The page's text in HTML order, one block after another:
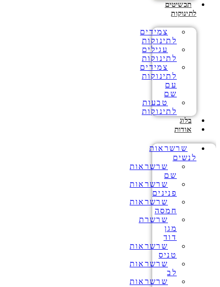
תכשיטים
לתינוקות
צמידים
לתינוקות
עגילים
לתינוקות
צמידים
לתינוקות
עם
שם
טבעות
לתינוקות
בלוג
אודות
שרשראות
לנשים
שרשראות
שם
שרשראות
פנינים
שרשראות
חמסה
שרשרת
מגן
דוד
שרשראות
טניס
שרשראות
לב
שרשראות